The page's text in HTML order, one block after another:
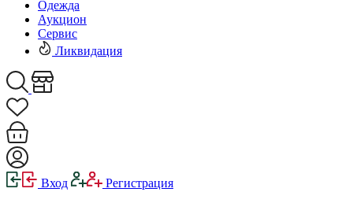
Одежда
Аукцион
Сервис
Ликвидация
Вход Регистрация